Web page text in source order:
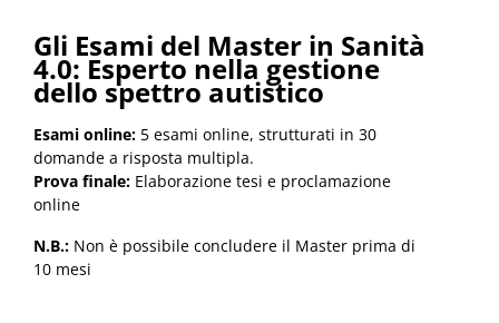
Gli Esami del Master in Sanità
4.0: Esperto nella gestione
dello spettro autistico
Esami online: 5 esami online, strutturati in 30
domande a risposta multipla.
Prova finale: Elaborazione tesi e proclamazione
online
N.B.: Non è possibile concludere il Master prima di
10 mesi